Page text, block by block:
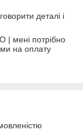
деталі і
мені потрібно
на оплату